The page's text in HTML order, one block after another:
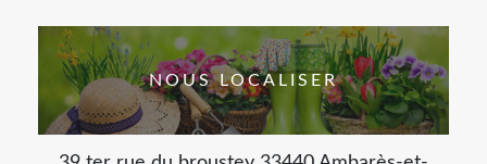
NOUS LOCALISER